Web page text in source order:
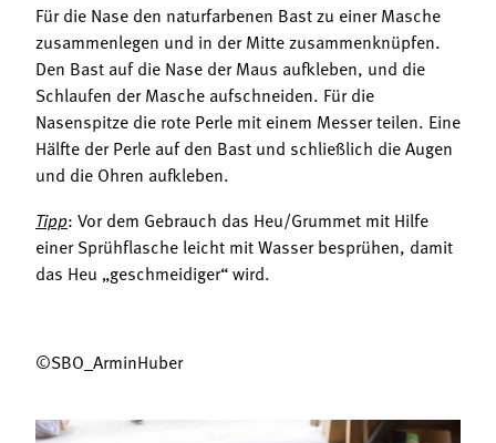
Für die Nase den naturfarbenen Bast zu einer Masche
zusammenlegen und in der Mitte zusammenknüpfen.
Den Bast auf die Nase der Maus aufkleben, und die
Schlaufen der Masche aufschneiden. Für die
Nasenspitze die rote Perle mit einem Messer teilen. Eine
Hälfte der Perle auf den Bast und schließlich die Augen
und die Ohren aufkleben.
Tipp: Vor dem Gebrauch das Heu/Grummet mit Hilfe
einer Sprühflasche leicht mit Wasser besprühen, damit
das Heu „geschmeidiger“ wird.
©SBO_ArminHuber